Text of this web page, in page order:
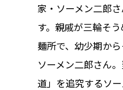
家・ソーメン二郎
す。親戚が三輪そ
麺所で、幼少期か
ソーメン二郎さん
道」を追究するソ